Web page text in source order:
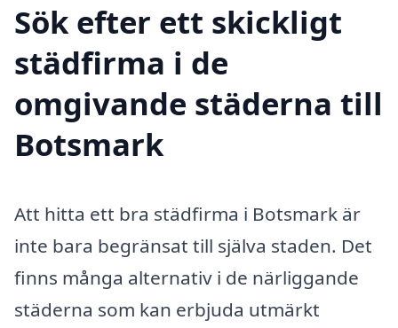
Sök efter ett skickligt
städfirma i de
omgivande städerna till
Botsmark
Att hitta ett bra städfirma i Botsmark är
inte bara begränsat till själva staden. Det
finns många alternativ i de närliggande
städerna som kan erbjuda utmärkt